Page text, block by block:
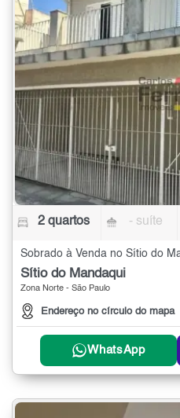
2 quartos - suíte
Sobrado à Venda no Sítio do
Sítio do Mandaqui
Zona Norte - São Paulo
Endereço no círculo do mapa
WhatsApp